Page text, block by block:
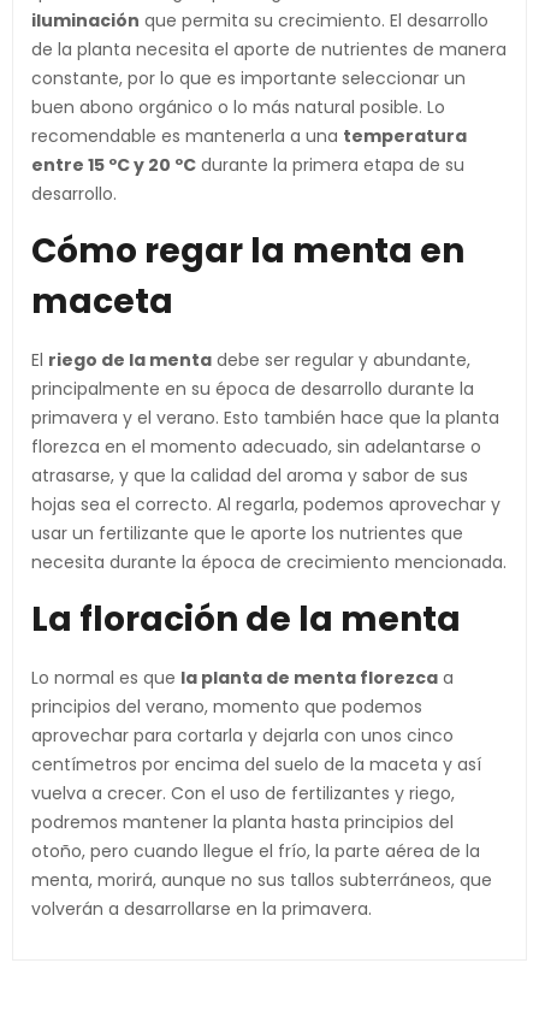
iluminación que permita su crecimiento. El desarrollo
de la planta necesita el aporte de nutrientes de manera
constante, por lo que es importante seleccionar un
buen abono orgánico o lo más natural posible. Lo
recomendable es mantenerla a una temperatura
entre 15 ºC y 20 ºC durante la primera etapa de su
desarrollo.
Cómo regar la menta en
maceta
El riego de la menta debe ser regular y abundante,
principalmente en su época de desarrollo durante la
primavera y el verano. Esto también hace que la planta
florezca en el momento adecuado, sin adelantarse o
atrasarse, y que la calidad del aroma y sabor de sus
hojas sea el correcto. Al regarla, podemos aprovechar y
usar un fertilizante que le aporte los nutrientes que
necesita durante la época de crecimiento mencionada.
La floración de la menta
Lo normal es que la planta de menta florezca a
principios del verano, momento que podemos
aprovechar para cortarla y dejarla con unos cinco
centímetros por encima del suelo de la maceta y así
vuelva a crecer. Con el uso de fertilizantes y riego,
podremos mantener la planta hasta principios del
otoño, pero cuando llegue el frío, la parte aérea de la
menta, morirá, aunque no sus tallos subterráneos, que
volverán a desarrollarse en la primavera.